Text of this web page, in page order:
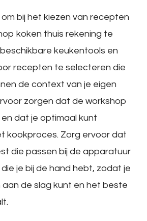
om bij het kiezen van recepten
koken thuis rekening te
keukentools en
recepten te selecteren die
de context van je eigen
zorgen dat de workshop
dat je optimaal kunt
kookproces. Zorg ervoor dat
die passen bij de apparatuur
je bij de hand hebt, zodat je
de slag kunt en het beste